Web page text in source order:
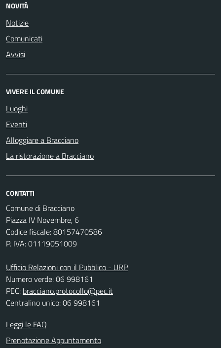
NOVITÀ
Notizie
Comunicati
Avvisi
VIVERE IL COMUNE
Luoghi
Eventi
Alloggiare a Bracciano
La ristorazione a Bracciano
CONTATTI
Comune di Bracciano
Piazza IV Novembre, 6
Codice fiscale: 80157470586
P. IVA: 01119051009
Ufficio Relazioni con il Pubblico - URP
Numero verde: 06 998161
PEC: bracciano.protocollo@pec.it
Centralino unico: 06 998161
Leggi le FAQ
Prenotazione Appuntamento